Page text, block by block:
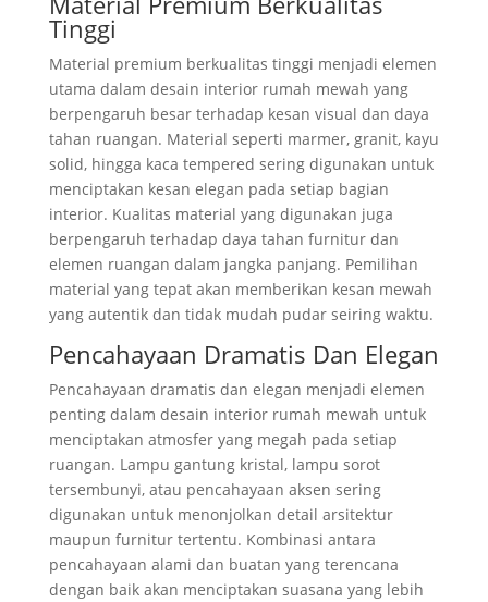
Tinggi
Material premium berkualitas tinggi menjadi elemen
utama dalam desain interior rumah mewah yang
berpengaruh besar terhadap kesan visual dan daya
tahan ruangan. Material seperti marmer, granit, kayu
solid, hingga kaca tempered sering digunakan untuk
menciptakan kesan elegan pada setiap bagian
interior. Kualitas material yang digunakan juga
berpengaruh terhadap daya tahan furnitur dan
elemen ruangan dalam jangka panjang. Pemilihan
material yang tepat akan memberikan kesan mewah
yang autentik dan tidak mudah pudar seiring waktu.
Pencahayaan Dramatis Dan Elegan
Pencahayaan dramatis dan elegan menjadi elemen
penting dalam desain interior rumah mewah untuk
menciptakan atmosfer yang megah pada setiap
ruangan. Lampu gantung kristal, lampu sorot
tersembunyi, atau pencahayaan aksen sering
digunakan untuk menonjolkan detail arsitektur
maupun furnitur tertentu. Kombinasi antara
pencahayaan alami dan buatan yang terencana
dengan baik akan menciptakan suasana yang lebih